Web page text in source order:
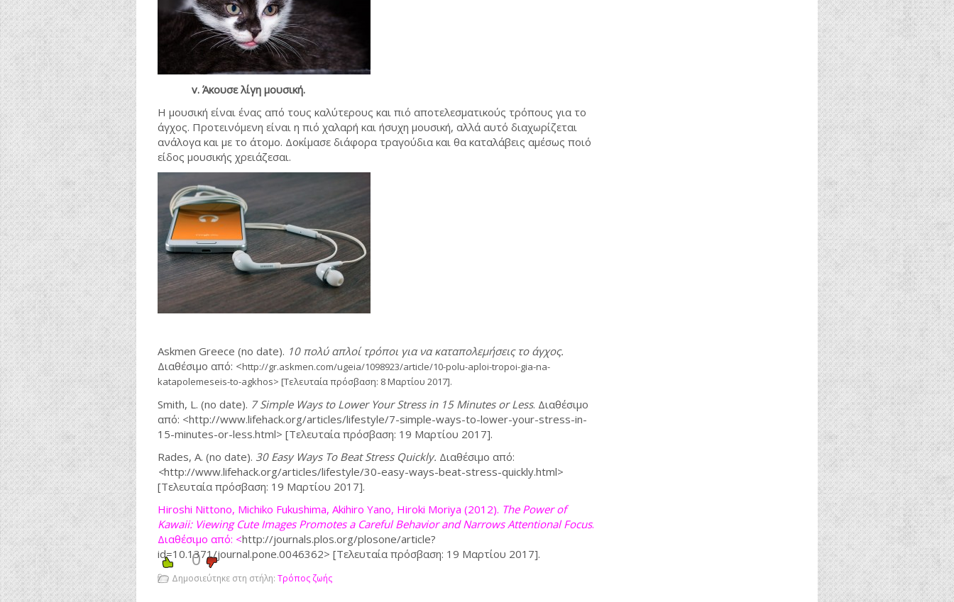
v. Άκουσε λίγη μουσική.
Η μουσική είναι ένας από τους καλύτερους και πιό αποτελεσματικούς τρόπους για το
άγχος. Προτεινόμενη είναι η πιό χαλαρή και ήσυχη μουσική, αλλά αυτό διαχωρίζεται
ανάλογα και με το άτομο. Δοκίμασε διάφορα τραγούδια και θα καταλάβεις αμέσως ποιό
είδος μουσικής χρειάζεσαι.
Askmen Greece (no date). 10 πολύ απλοί τρόποι για να καταπολεμήσεις το άγχος.
Διαθέσιμο από: <http://gr.askmen.com/ugeia/1098923/article/10-polu-aploi-tropoi-gia-na-
katapolemeseis-to-agkhos> [Τελευταία πρόσβαση: 8 Μαρτίου 2017].
Smith, L. (no date). 7 Simple Ways to Lower Your Stress in 15 Minutes or Less. Διαθέσιμο
από: <http://www.lifehack.org/articles/lifestyle/7-simple-ways-to-lower-your-stress-in-
15-minutes-or-less.html> [Τελευταία πρόσβαση: 19 Μαρτίου 2017].
Rades, A. (no date). 30 Easy Ways To Beat Stress Quickly. Διαθέσιμο από:
<http://www.lifehack.org/articles/lifestyle/30-easy-ways-beat-stress-quickly.html>
[Τελευταία πρόσβαση: 19 Μαρτίου 2017].
Hiroshi Nittono, Michiko Fukushima, Akihiro Yano, Hiroki Moriya (2012). The Power of
Kawaii: Viewing Cute Images Promotes a Careful Behavior and Narrows Attentional Focus.
Διαθέσιμο από: <http://journals.plos.org/plosone/article?
id=10.1371/journal.pone.0046362> [Τελευταία πρόσβαση: 19 Μαρτίου 2017].
0
Δημοσιεύτηκε στη στήλη: Τρόπος ζωής